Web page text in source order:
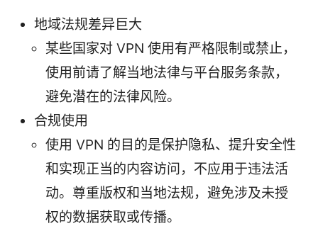
地域法规差异巨大
某些国家对 VPN 使用有严格限制或禁止，
使用前请了解当地法律与平台服务条款，
避免潜在的法律风险。
合规使用
使用 VPN 的目的是保护隐私、提升安全性
和实现正当的内容访问，不应用于违法活
动。尊重版权和当地法规，避免涉及未授
权的数据获取或传播。